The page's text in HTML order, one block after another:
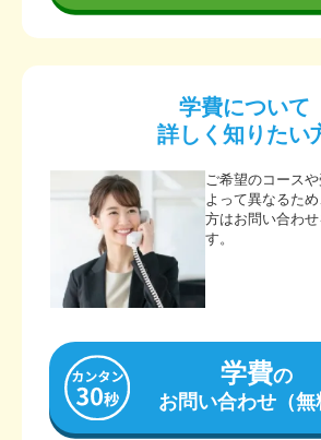
学費について
詳しく知りたい
ご希望のコース
よって異なるた
方はお問い合わ
す。
学費の
お問い合わせ（無